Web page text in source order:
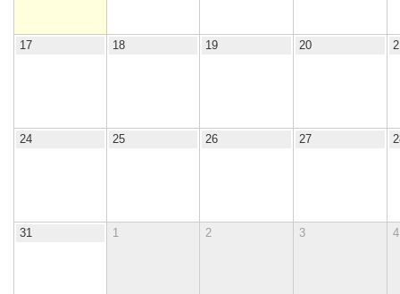
17 18 19 20
24 25 26 27
31 1 2 3 4